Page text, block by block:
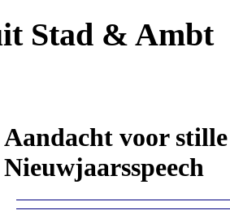
Stad & Ambt
Aandacht voor
Nieuwjaarsspeech